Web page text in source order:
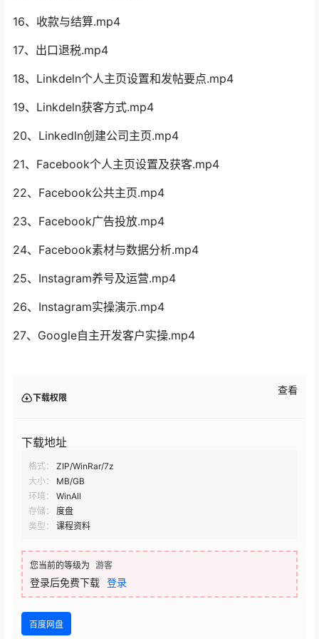
16、收款与结算.mp4
17、出口退税.mp4
18、Linkdeln个人主页设置和发帖要点.mp4
19、Linkdeln获客方式.mp4
20、Linkedln创建公司主页.mp4
21、Facebook个人主页设置及获客.mp4
22、Facebook公共主页.mp4
23、Facebook广告投放.mp4
24、Facebook素材与数据分析.mp4
25、Instagram养号及运营.mp4
26、Instagram实操演示.mp4
27、Google自主开发客户实操.mp4
下载权限
查看
下载地址
格式：
ZIP/WinRar/7z
大小：
MB/GB
环境：
WinAll
存储：
度盘
类型：
课程资料
您当前的等级为 游客
登录后免费下载 登录
百度网盘